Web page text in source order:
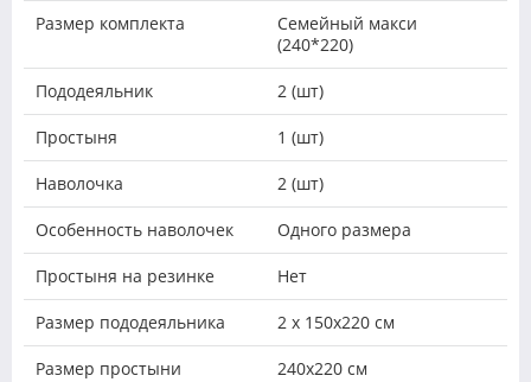
Размер комплекта
Семейный макси
(240*220)
Пододеяльник 2 (шт)
Простыня 1 (шт)
Наволочка 2 (шт)
Особенность наволочек Одного размера
Простыня на резинке Нет
Размер пододеяльника 2 х 150х220 см
Размер простыни 240х220 см